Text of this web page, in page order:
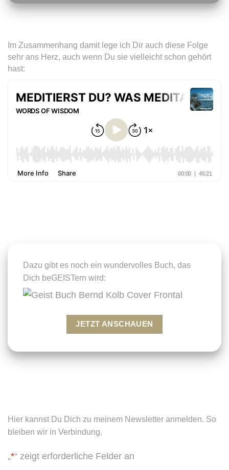
Im Zusammenhang damit lege ich Dir auch diese Folge
sehr ans Herz, auch wenn Du sie vielleicht schon gehört
hast:
Dazu gibt es noch ein wundervolles Buch, das
Dich beGEISTern wird:
JETZT ANSCHAUEN
Hier kannst Du Dich zu meinem Newsletter anmelden. So
bleiben wir in Verbindung.
„*“ zeigt erforderliche Felder an